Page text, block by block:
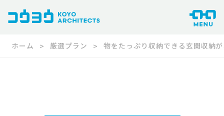
ホーム 厳選プラン 物をたっぷり収納できる玄関収納